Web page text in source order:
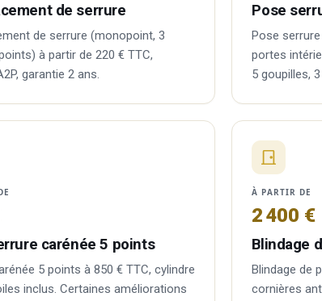
de serrure
de serrure (monopoint, 3
à partir de 220 € TTC,
garantie 2 ans.
Pose
Pose
portes
5 goupilles,
carénée 5 points
5 points à 850 € TTC, cylindre
inclus. Certaines améliorations
À PARTIR DE
2 400 €
Blindage
Blindage de
cornières